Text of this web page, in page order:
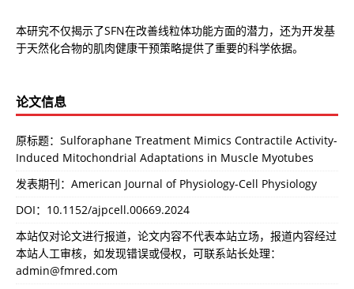
本研究不仅揭示了SFN在改善线粒体功能方面的潜力，还为开发基
于天然化合物的肌肉健康干预策略提供了重要的科学依据。
论文信息
原标题：Sulforaphane Treatment Mimics Contractile Activity-
Induced Mitochondrial Adaptations in Muscle Myotubes
发表期刊：American Journal of Physiology-Cell Physiology
DOI： 10.1152/ajpcell.00669.2024
本站仅对论文进行报道，论文内容不代表本站立场，报道内容经过
本站人工审核，如发现错误或侵权，可联系站长处理：
admin@fmred.com